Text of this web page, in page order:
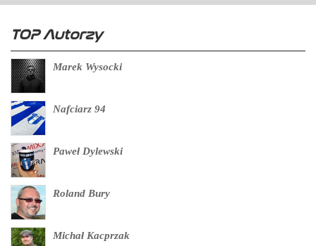
TOP Autorzy
Marek Wysocki
Nafciarz 94
Paweł Dylewski
Roland Bury
Michał Kacprzak